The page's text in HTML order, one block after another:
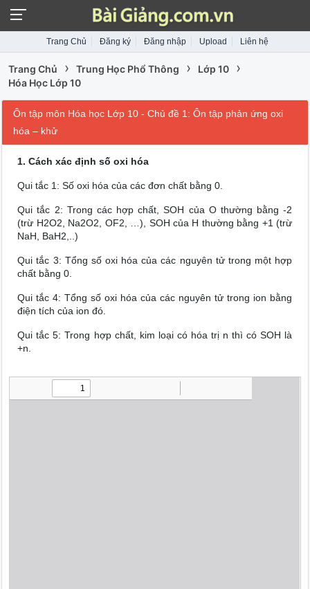
Trang Chủ Đăng ký Đăng nhập Upload Liên hệ
Trang Chủ › Trung Học Phổ Thông › Lớp 10 ›
Hóa Học Lớp 10
Ôn tập môn Hóa học Lớp 10 - Chủ đề 1: Ôn tập phản ứng oxi
hóa – khử
1. Cách xác định số oxi hóa
Qui tắc 1: Số oxi hóa của các đơn chất bằng 0.
Qui tắc 2: Trong các hợp chất, SOH của O thường bằng -2
(trừ H2O2, Na2O2, OF2, …), SOH của H thường bằng +1 (trừ
NaH, BaH2,..)
Qui tắc 3: Tổng số oxi hóa của các nguyên tử trong một hợp
chất bằng 0.
Qui tắc 4: Tổng số oxi hóa của các nguyên tử trong ion bằng
điện tích của ion đó.
Qui tắc 5: Trong hợp chất, kim loại có hóa trị n thì có SOH là
+n.